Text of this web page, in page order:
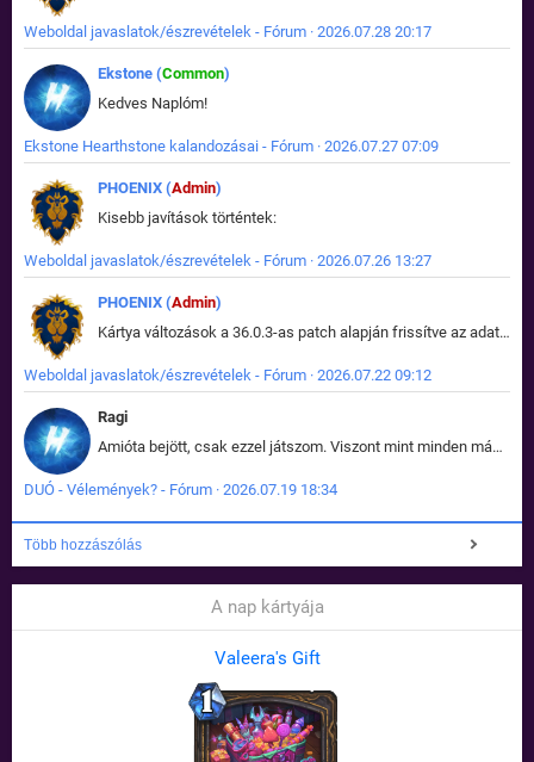
Weboldal javaslatok/észrevételek - Fórum · 2026.07.28 20:17
Ekstone (Common)
Kedves Naplóm!
Ekstone Hearthstone kalandozásai - Fórum · 2026.07.27 07:09
PHOENIX (Admin)
Kisebb javítások történtek:
Weboldal javaslatok/észrevételek - Fórum · 2026.07.26 13:27
PHOENIX (Admin)
Kártya változások a 36.0.3-as patch alapján frissítve az adatbázisban (képek is cserélve).
Weboldal javaslatok/észrevételek - Fórum · 2026.07.22 09:12
Ragi
Amióta bejött, csak ezzel játszom. Viszont mint minden más - akár az alapjáték is, ez is baromira összetett lett. Néha már pár kör után is esélytelen az egész. Vagy irreállisan túltápol valaki, vagy lelép a partner, vagy csak hülye mint a segg. És amikor eljönne az én időm, na akkor jön el mindenki másé is. Engem jobban érdekelne, hogy ki milyen ratingen szokott játszani. Na ez lenne egy érdekes adat.
DUÓ - Vélemények? - Fórum · 2026.07.19 18:34
Több hozzászólás
A nap kártyája
Valeera's Gift